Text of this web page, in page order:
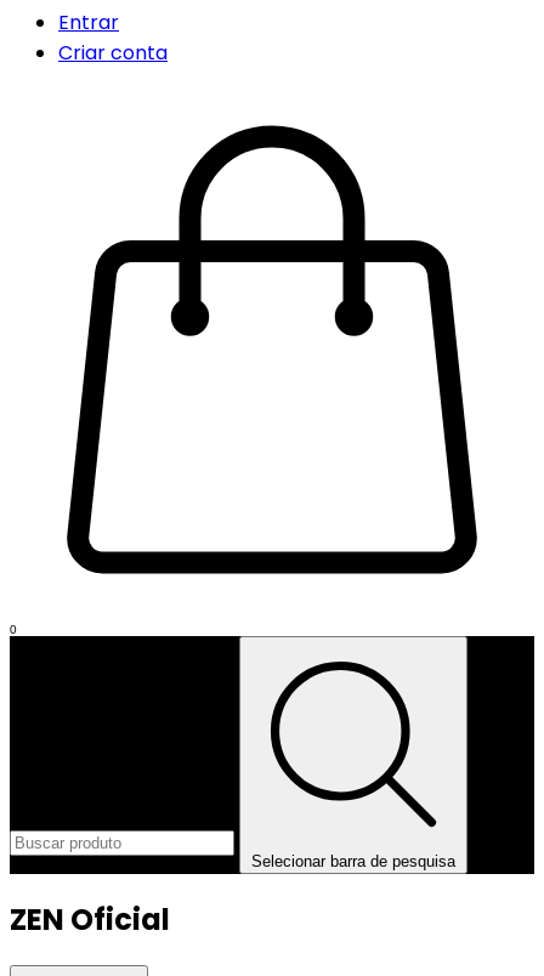
Entrar
Criar conta
0
Selecionar barra de pesquisa
ZEN Oficial